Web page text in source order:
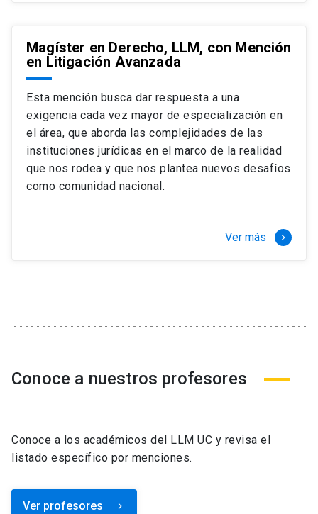
Magíster en Derecho, LLM, con Mención
en Litigación Avanzada
Esta mención busca dar respuesta a una
exigencia cada vez mayor de especialización en
el área, que aborda las complejidades de las
instituciones jurídicas en el marco de la realidad
que nos rodea y que nos plantea nuevos desafíos
como comunidad nacional.
Ver más keyboard_arrow_right
Conoce a nuestros profesores
Conoce a los académicos del LLM UC y revisa el
listado específico por menciones.
Ver profesores keyboard_arrow_right